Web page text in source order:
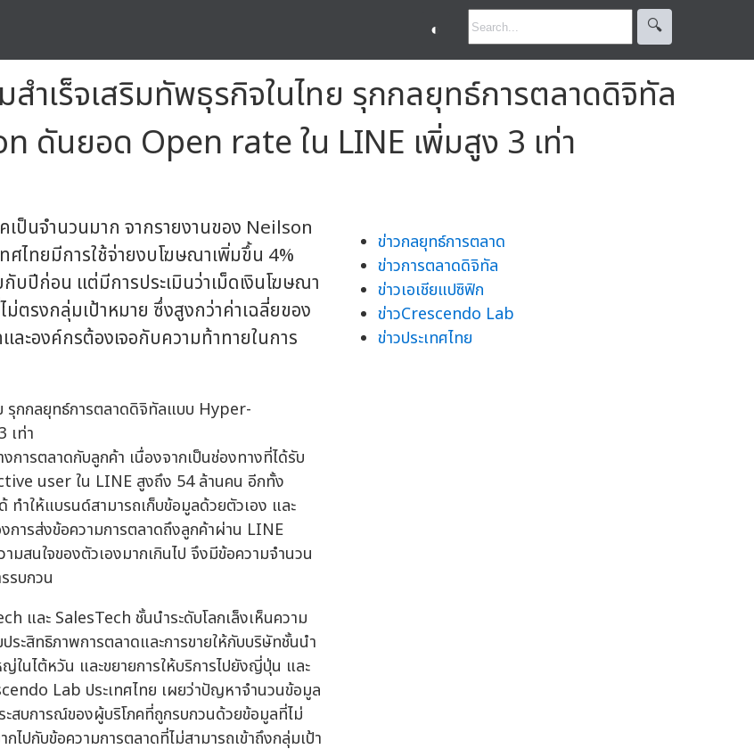
◐ 🔍︎
ำเร็จเสริมทัพธุรกิจในไทย รุกกลยุทธ์การตลาดดิจิทัล
นยอด Open rate ใน LINE เพิ่มสูง 3 เท่า
ป็นจำนวนมาก จากรายงานของ Neilson
ศไทยมีการใช้จ่ายงบโฆษณาเพิ่มขึ้น 4%
บปีก่อน แต่มีการประเมินว่าเม็ดเงินโฆษณา
ตรงกลุ่มเป้าหมาย ซึ่งสูงกว่าค่าเฉลี่ยของ
ะองค์กรต้องเจอกับความท้าทายในการ
ารตลาดกับลูกค้า เนื่องจากเป็นช่องทางที่ได้รับ
user ใน LINE สูงถึง 54 ล้านคน อีกทั้ง
ำให้แบรนด์สามารถเก็บข้อมูลด้วยตัวเอง และ
การส่งข้อความการตลาดถึงลูกค้าผ่าน LINE
มสนใจของตัวเองมากเกินไป จึงมีข้อความจำนวน
รบกวน
และ SalesTech ชั้นนำระดับโลกเล็งเห็นความ
สิทธิภาพการตลาดและการขายให้กับบริษัทชั้นนำ
นไต้หวัน และขยายการให้บริการไปยังญี่ปุ่น และ
Lab ประเทศไทย เผยว่าปัญหาจำนวนข้อมูล
ะสบการณ์ของผู้บริโภคที่ถูกรบกวนด้วยข้อมูลที่ไม่
ปกับข้อความการตลาดที่ไม่สามารถเข้าถึงกลุ่มเป้า
ข่าวกลยุทธ์การตลาด
ข่าวการตลาดดิจิทัล
ข่าวเอเชียแปซิฟิก
ข่าวCrescendo Lab
ข่าวประเทศไทย